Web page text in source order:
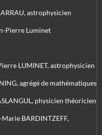
astrophysicien
Pierre Luminet
LUMINET, astrophysicien
agrégé de mathématiques
physicien théoricien
BARDINTZEFF,